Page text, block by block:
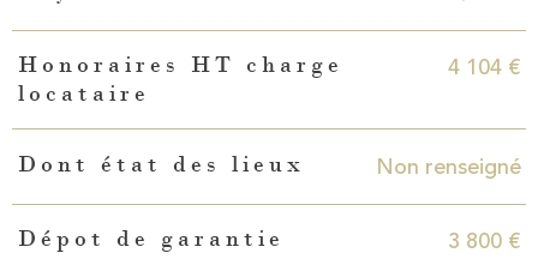
Honoraires HT charge
locataire
4 104 €
Dont état des lieux Non renseigné
Dépot de garantie 3 800 €